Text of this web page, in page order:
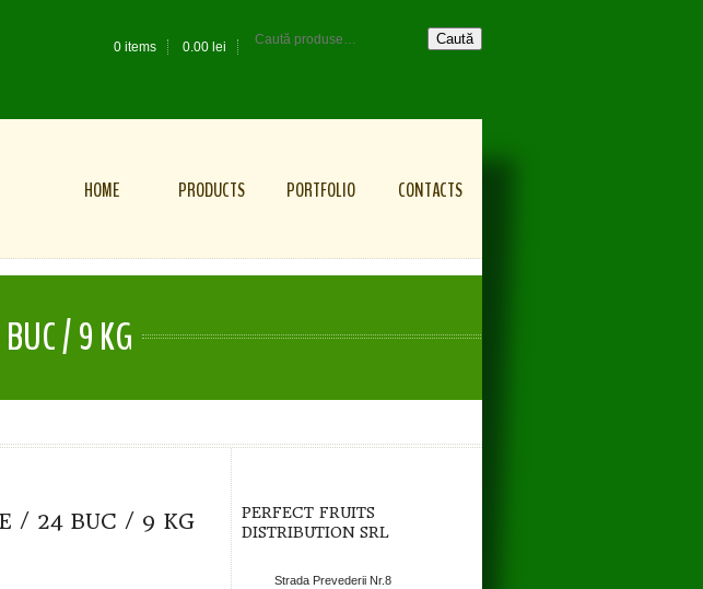
0 items 0.00 lei Caută
HOME PRODUCTS PORTFOLIO CONTACTS
/ 9 KG
/ 24 BUC / 9 KG
PERFECT FRUITS
DISTRIBUTION SRL
Strada Prevederii Nr.8